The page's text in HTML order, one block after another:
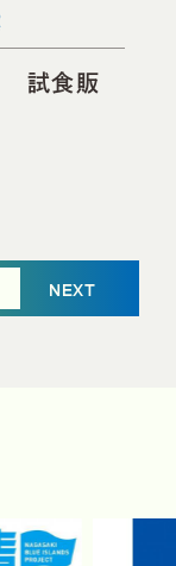
試食販
NEXT